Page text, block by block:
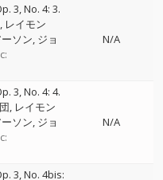
3, No. 4: 3.
レイモン
ソン ジョ
N/A
3, No. 4: 4.
レイモン
ソン ジョ
N/A
3, No. 4bis: